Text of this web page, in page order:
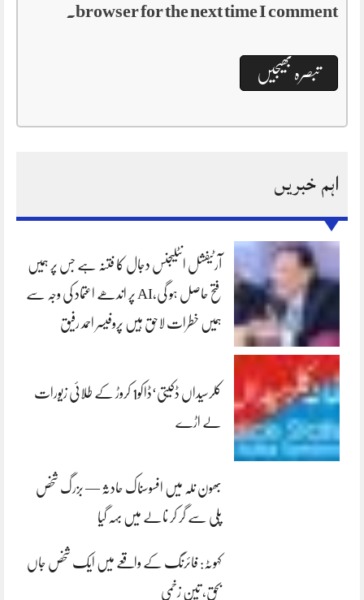
browser for the next time I comment.
اہم خبریں
آرٹیفشل انٹلیجنس دجال کا فتنہ ہے جس پر ہمیں
فتح حاصل ہو گی،AI پر اندھے اعتماد کی وجہ سے
ہمیں خطرات لاحق ہیں پروفیسر احمد رفیق
کلرسیداں ڈکیتی‘ڈاکو1 کروڑ کے طلائی زیورات
لے اڑے
بھون نلہ میں افسوسناک حادثہ — بزرگ شخص
پلی سے گر کر نالے میں بہہ گیا
کہوٹہ: فائرنگ کے واقعے میں ایک شخص جاں
بحق، تین زخمی